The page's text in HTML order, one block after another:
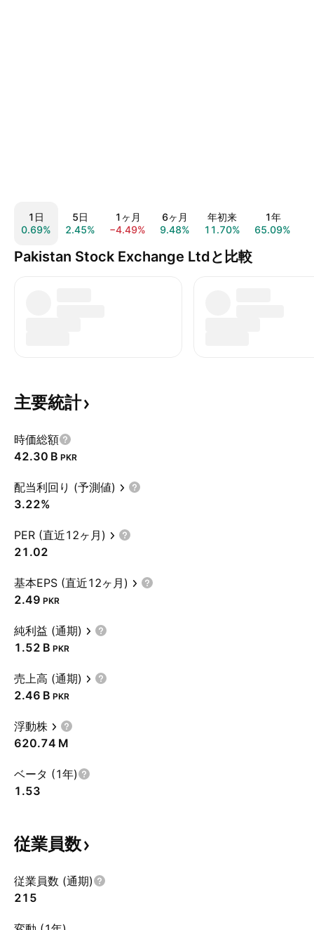
1日
0.69%
5日
2.45%
1ヶ月
−4.49%
6ヶ月
9.48%
年初来
11.70%
1年
65.09%
Pakistan Stock Exchange Ltdと比較
主要統計
時価総額
‪42.30 B‬ PKR
配当利回り (予測値)
3.22%
PER (直近12ヶ月)
21.02
基本EPS (直近12ヶ月)
2.49 PKR
純利益 (通期)
‪1.52 B‬ PKR
売上高 (通期)
‪2.46 B‬ PKR
浮動株
‪620.74 M‬
ベータ (1年)
1.53
従業員数
従業員数 (通期)
215